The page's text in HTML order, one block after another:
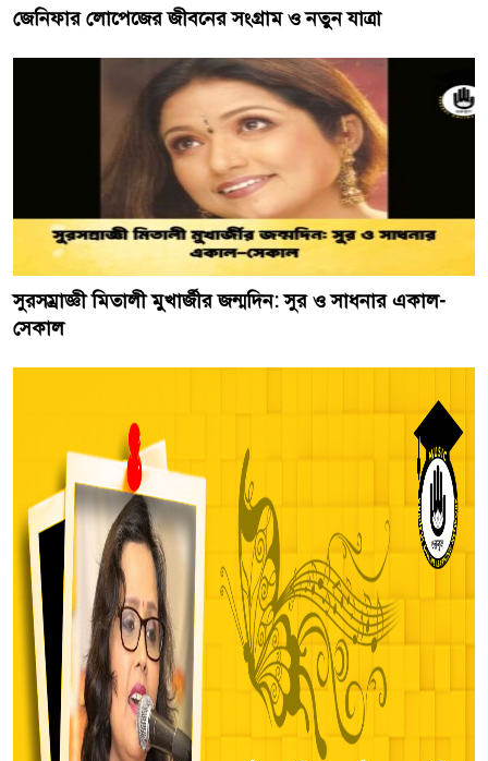
জেনিফার লোপেজের জীবনের সংগ্রাম ও নতুন যাত্রা
সুরসম্রাজ্ঞী মিতালী মুখার্জীর জন্মদিন: সুর ও সাধনার একাল-
সেকাল